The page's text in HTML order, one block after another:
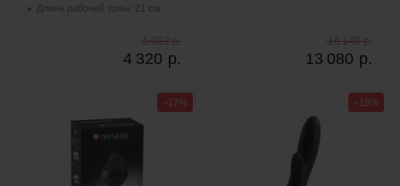
Длина рабочей зоны: 21 см
4 320 р.
5 082 р.
13 080 р.
16 148 р.
−17% −19%